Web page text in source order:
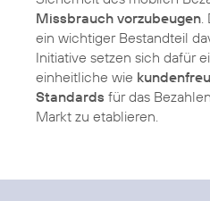
Missbrauch vorzubeugen.
ein wichtiger Bestandteil
Initiative setzen sich dafür
einheitliche wie
Standards für das
Markt zu etablieren.